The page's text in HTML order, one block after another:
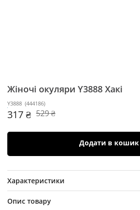
Жіночі окуляри Y3888 Хакі
Y3888 (444186)
317 ₴ 529 ₴
Додати в кошик
Характеристики
Опис товару